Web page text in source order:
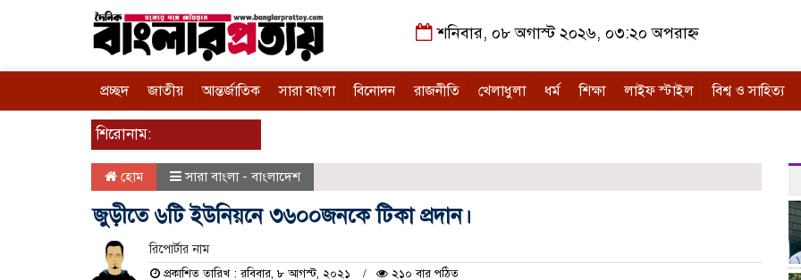
শনিবার, ০৮ অগাস্ট ২০২৬, ০৩:২০ অপরাহ্ন
প্রচ্ছদ জাতীয় আন্তর্জাতিক সারা বাংলা বিনোদন রাজনীতি খেলাধুলা ধর্ম শিক্ষা লাইফ স্টাইল বিশ্ব ও সাহিত্য
শিরোনাম:
হোম সারা বাংলা - বাংলাদেশ
জুড়ীতে ৬টি ইউনিয়নে ৩৬০০জনকে টিকা প্রদান।
রিপোর্টার নাম
প্রকাশিত তারিখ : রবিবার, ৮ আগস্ট, ২০২১ ২১০ বার পঠিত